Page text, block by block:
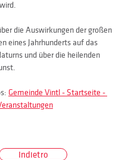
die Auswirkungen der großen
eines Jahrhunderts auf das
und über die heilenden
Gemeinde Vintl - Startseite -
Indietro